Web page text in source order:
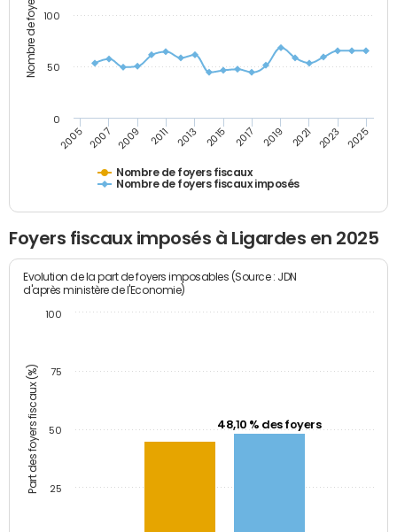
Nombre de foyers fiscaux
Nombre de foyers fiscaux imposés
2005 2007 2009 2011 2013 2015 2017 2019 2021 2023 2025
0
50
100
Foyers fiscaux imposés à Ligardes en 2025
Part des foyers fiscaux (%)
Evolution de la part de foyers imposables (Source : JDN
d'après ministère de l'Economie)
48,10 % des foyers
25
50
75
100